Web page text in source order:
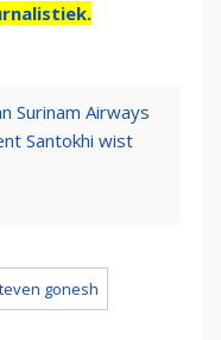
Surinam Airways
Santokhi wist
gonesh